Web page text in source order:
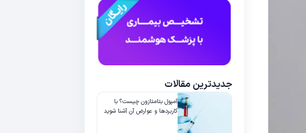
جدیدترین مقالات
آمپول بتامتازون چیست؟ با
کاربردها و عوارض آن آشنا شوید